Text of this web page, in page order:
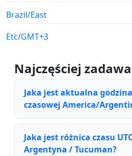
Brazil/East
Etc/GMT+3
Najczęściej
Jaka jest aktualna
czasowej America/
Jaka jest różnica czasu
Argentyna / Tucuman?